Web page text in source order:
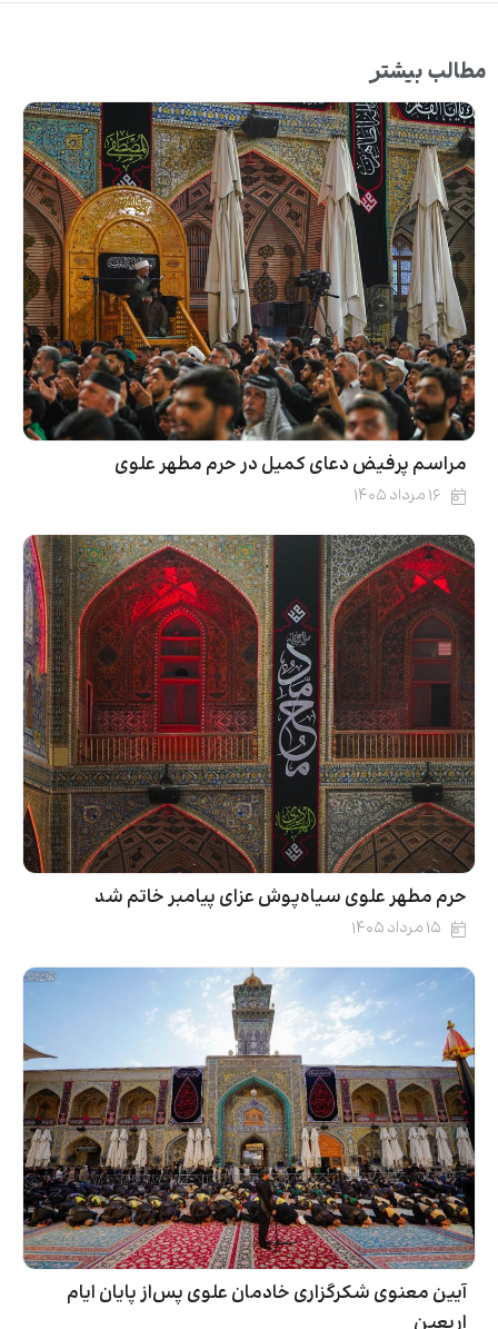
مطالب بیشتر
مراسم پرفیض دعای کمیل در حرم مطهر علوی
۱۶ مرداد ۱۴۰۵
حرم مطهر علوی سیاه‌پوش عزای پیامبر خاتم شد
۱۵ مرداد ۱۴۰۵
آیین معنوی شکرگزاری خادمان علوی پس‌از پایان ایام